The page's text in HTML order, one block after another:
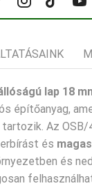
Instagram
Tik-
lap 18
építőanyag,
Az OSB/
és
és